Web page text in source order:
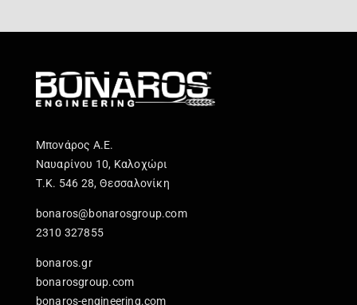
Μπονάρος Α.Ε.
Ναυαρίνου 10, Καλοχώρι
Τ.Κ. 546 28, Θεσσαλονίκη
bonaros@bonarosgroup.com
2310 327855
bonaros.gr
bonarosgroup.com
bonaros-engineering.com